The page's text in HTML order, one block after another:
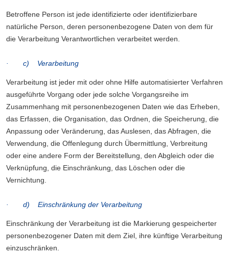
Betroffene Person ist jede identifizierte oder identifizierbare
natürliche Person, deren personenbezogene Daten von dem für
die Verarbeitung Verantwortlichen verarbeitet werden.
· c) Verarbeitung
Verarbeitung ist jeder mit oder ohne Hilfe automatisierter Verfahren
ausgeführte Vorgang oder jede solche Vorgangsreihe im
Zusammenhang mit personenbezogenen Daten wie das Erheben,
das Erfassen, die Organisation, das Ordnen, die Speicherung, die
Anpassung oder Veränderung, das Auslesen, das Abfragen, die
Verwendung, die Offenlegung durch Übermittlung, Verbreitung
oder eine andere Form der Bereitstellung, den Abgleich oder die
Verknüpfung, die Einschränkung, das Löschen oder die
Vernichtung.
· d) Einschränkung der Verarbeitung
Einschränkung der Verarbeitung ist die Markierung gespeicherter
personenbezogener Daten mit dem Ziel, ihre künftige Verarbeitung
einzuschränken.